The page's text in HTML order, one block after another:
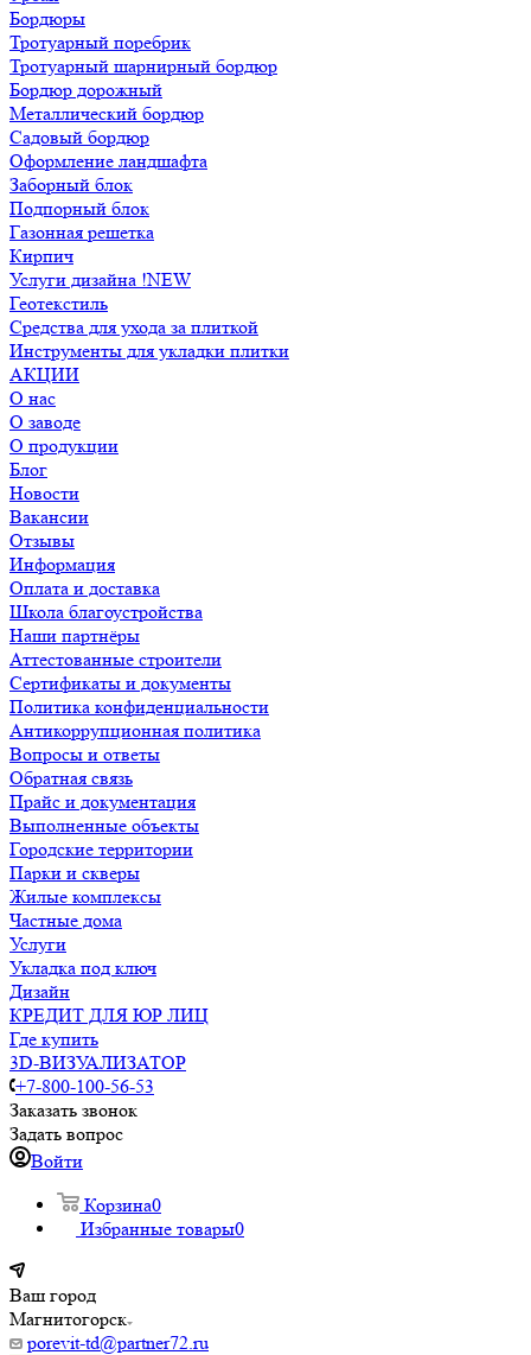
Бордюры
Тротуарный поребрик
Тротуарный шарнирный бордюр
Бордюр дорожный
Металлический бордюр
Садовый бордюр
Оформление ландшафта
Заборный блок
Подпорный блок
Газонная решетка
Кирпич
Услуги дизайна !NEW
Геотекстиль
Средства для ухода за плиткой
Инструменты для укладки плитки
АКЦИИ
О нас
О заводе
О продукции
Блог
Новости
Вакансии
Отзывы
Информация
Оплата и доставка
Школа благоустройства
Наши партнёры
Аттестованные строители
Сертификаты и документы
Политика конфиденциальности
Антикоррупционная политика
Вопросы и ответы
Обратная связь
Прайс и документация
Выполненные объекты
Городские территории
Парки и скверы
Жилые комплексы
Частные дома
Услуги
Укладка под ключ
Дизайн
КРЕДИТ ДЛЯ ЮР ЛИЦ
Где купить
3D-ВИЗУАЛИЗАТОР
+7-800-100-56-53
Заказать звонок
Задать вопрос
Войти
Корзина0
Избранные товары0
Ваш город
Магнитогорск
porevit-td@partner72.ru